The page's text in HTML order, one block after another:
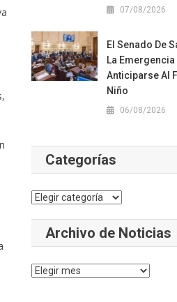
07/08/2026
El Senado De
La
Anticiparse Al
Niño
06/08/2026
Categorías
Categorías
Archivo de Noticias
Archivo